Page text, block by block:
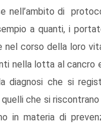
nell’ambito di
a quanti, i
nel corso della loro
nella lotta al cancro
diagnosi che si
che si
in materia di